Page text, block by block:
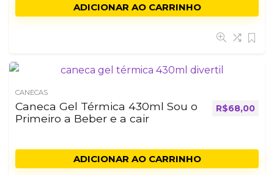
ADICIONAR AO CARRINHO
CANECAS
Caneca Gel Térmica 430ml Sou o
Primeiro a Beber e a cair
R$68,00
ADICIONAR AO CARRINHO